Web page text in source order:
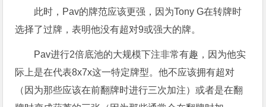
此时，Pav的牌范应该更强，因为Tony G在转牌时
选择了过牌，表明他没有超对9或强大的牌。
Pav进行2倍底池的大规模下注非常有趣，因为他实
际上是在代表8x7x这一特定牌型。他不应该拥有超对
（因为那些应该在前翻牌时进行三次加注）或者是在翻